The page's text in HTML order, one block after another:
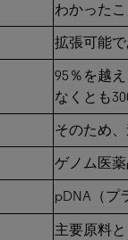
わかった
拡張可能
95％を越
なくとも
そのため
ゲノム医
pDNA（プ
主要原料